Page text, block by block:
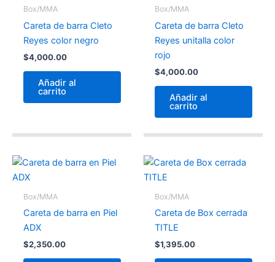
Box/MMA
Careta de barra Cleto
Reyes color negro
$4,000.00
Añadir al
carrito
Box/MMA
Careta de barra Cleto
Reyes unitalla color
rojo
$4,000.00
Añadir al
carrito
Box/MMA
Careta de barra en Piel
ADX
$2,350.00
Box/MMA
Careta de Box cerrada
TITLE
$1,395.00